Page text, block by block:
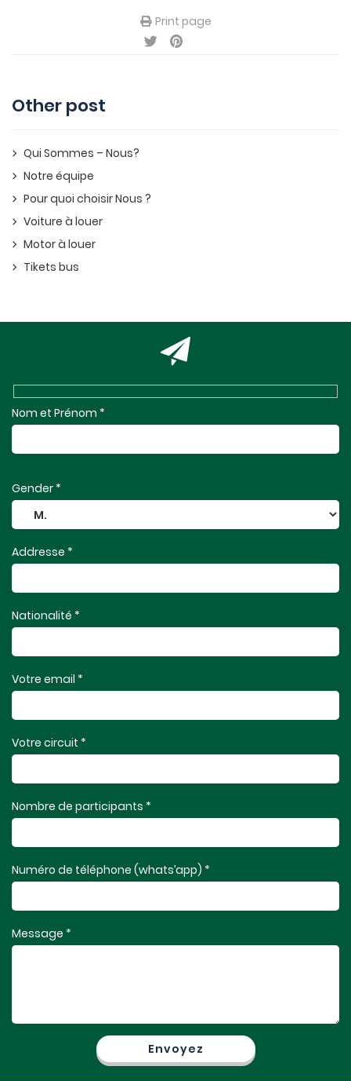
Print page
Other post
Qui Sommes – Nous?
Notre équipe
Pour quoi choisir Nous ?
Voiture à louer
Motor à louer
Tikets bus
Nom et Prénom *
Gender *
Addresse *
Nationalité *
Votre email *
Votre circuit *
Nombre de participants *
Numéro de téléphone (whats’app) *
Message *